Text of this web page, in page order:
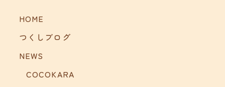
HOME
つくしブログ
NEWS
COCOKARA